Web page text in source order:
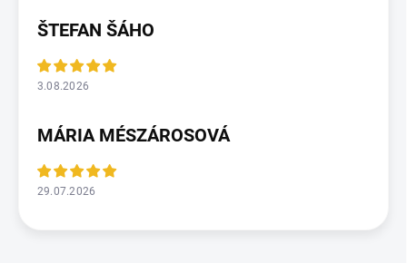
ŠTEFAN ŠÁHO
3.08.2026
MÁRIA MÉSZÁROSOVÁ
29.07.2026